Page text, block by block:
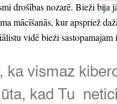
drošības nozarē. Bieži bija
mācīšanās, kur apspriež
vidē bieži sastopamajam
ka vismaz
kad Tu